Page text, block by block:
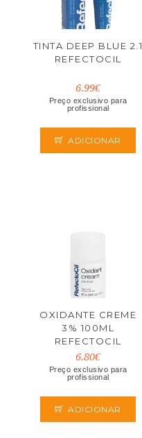
TINTA DEEP BLUE 2.1
REFECTOCIL
6.99€
Preço exclusivo para
profissional
ADICIONAR
OXIDANTE CREME
3% 100ML
REFECTOCIL
6.80€
Preço exclusivo para
profissional
ADICIONAR